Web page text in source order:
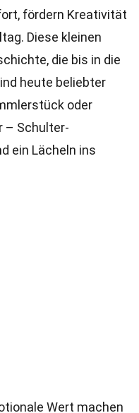
fördern Kreativität
Diese kleinen
die bis in die
heute beliebter
oder
– Schulter-
ein Lächeln ins
Wert machen